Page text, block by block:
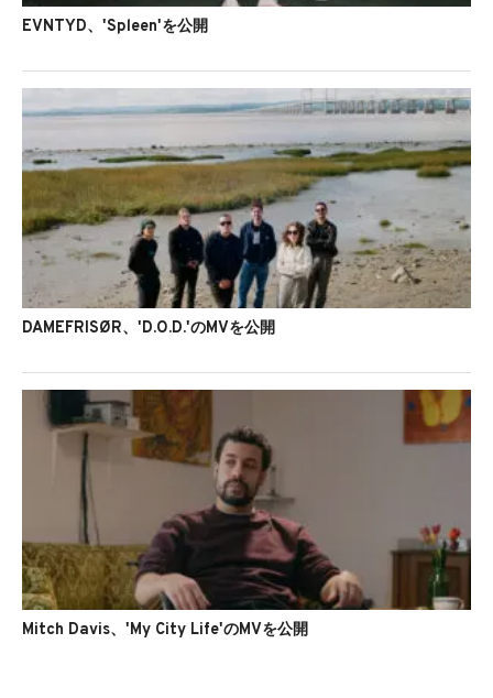
EVNTYD、'Spleen'を公開
DAMEFRISØR、'D.O.D.'のMVを公開
Mitch Davis、'My City Life'のMVを公開